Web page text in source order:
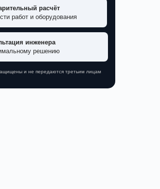
и не передаются третьим лицам
инженера
решению
расчёт
работ и оборудования